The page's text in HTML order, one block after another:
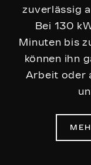
zuverlässig
Bei 130
Minuten bis
können ihn
Arbeit oder